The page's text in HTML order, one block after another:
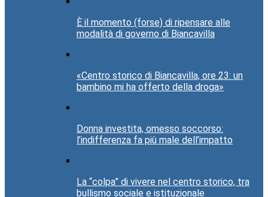
È il momento (forse) di ripensare alle
modalità di governo di Biancavilla
«Centro storico di Biancavilla, ore 23: un
bambino mi ha offerto della droga»
Donna investita, omesso soccorso:
l’indifferenza fa più male dell’impatto
La “colpa” di vivere nel centro storico, tra
bullismo sociale e istituzionale